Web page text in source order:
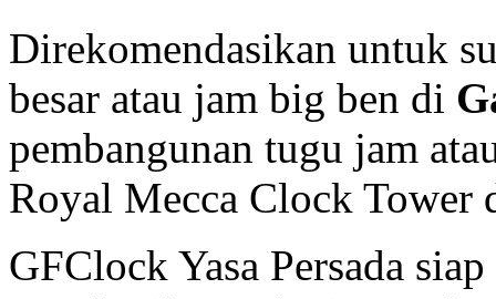
Direkomendasikan untuk
besar atau jam big ben di
pembangunan tugu jam
Royal Mecca Clock Tower
GFClock Yasa Persada